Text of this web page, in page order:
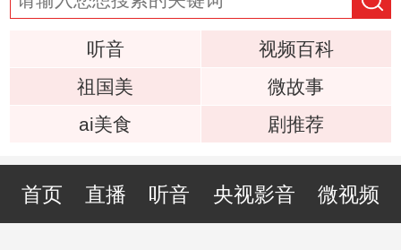
听音
视频百科
祖国美
微故事
ai美食
剧推荐
首页 直播 听音 央视影音 微视频